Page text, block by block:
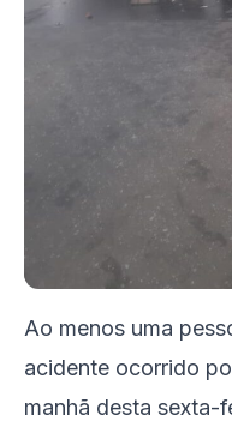
Ao menos uma
acidente ocorrido
manhã desta sexta-